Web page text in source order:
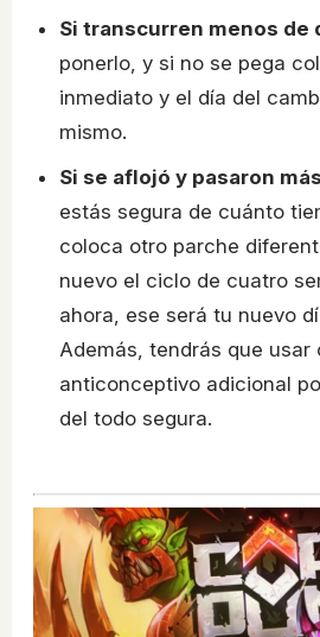
Si transcurren menos de
ponerlo, y si no se pega
inmediato y el día del
mismo.
Si se aflojó y pasaron
estás segura de cuánto
coloca otro parche
nuevo el ciclo de cuatro
ahora, ese será tu nuevo
Además, tendrás que usar
anticonceptivo adicional
del todo segura.